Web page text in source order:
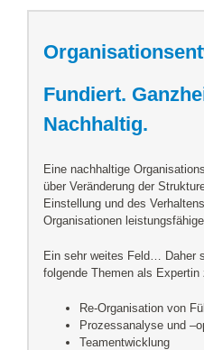
Fundiert.
Nachhaltig.
Eine nachhaltige
über Veränderung der
Einstellung und des
Organisationen
Ein sehr weites Feld… Daher
folgende Themen als Expertin
Re-Organisation von
Prozessanalyse und
Teamentwicklung